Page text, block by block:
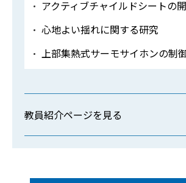
アクティブチャイルドシートの
心地よい揺れに関する研究
上部集熱式サーモサイホンの制
教員紹介ページを見る